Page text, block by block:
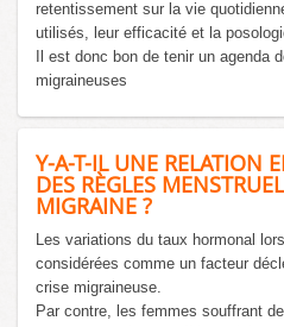
retentissement sur la vie
utilisés, leur efficacité et la
Il est donc bon de tenir un agenda
migraineuses
Y-A-T-IL UNE RELATION
DES RÈGLES
MIGRAINE ?
Les variations du taux hormonal
considérées comme un facteur
crise migraineuse.
Par contre, les femmes souffrant